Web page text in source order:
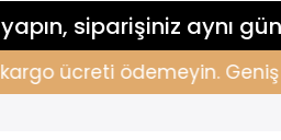
siparişiniz aynı
ücreti ödemeyin. Geniş